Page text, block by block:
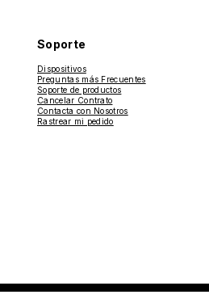
Soporte
Dispositivos
Preguntas más Frecuentes
Soporte de productos
Cancelar Contrato
Contacta con Nosotros
Rastrear mi pedido